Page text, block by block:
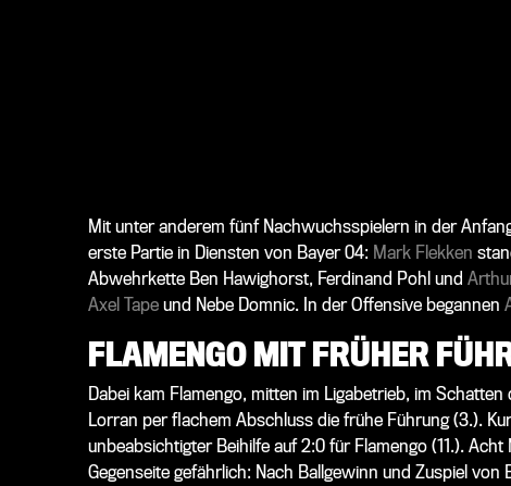
Mit unter anderem fünf Nachwuchsspielern in der
erste Partie in Diensten von Bayer 04: Mark Flekken
Abwehrkette Ben Hawighorst, Ferdinand Pohl und
Axel Tapeund Nebe Domnic. In der Offensive begannen
FLAMENGO MIT FRÜHER
Dabei kam Flamengo, mitten im Ligabetrieb, im
Lorran per flachem Abschluss die frühe Führung (3.).
unbeabsichtigter Beihilfe auf 2:0 für Flamengo (11.).
Gegenseite gefährlich: Nach Ballgewinn und Zuspiel